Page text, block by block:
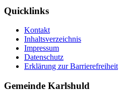
Quicklinks
Kontakt
Inhaltsverzeichnis
Impressum
Datenschutz
Erklärung zur Barrierefreiheit
Gemeinde Karlshuld